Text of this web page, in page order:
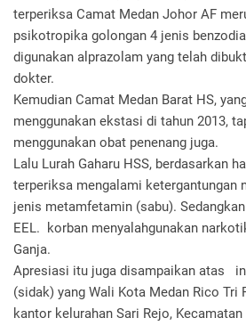
terperiksa Camat Medan Johor AF
psikotropika golongan 4 jenis
digunakan alprazolam yang telah
dokter.
Kemudian Camat Medan Barat HS,
menggunakan ekstasi di tahun 2013,
menggunakan obat penenang juga.
Lalu Lurah Gaharu HSS, berdasarkan
terperiksa mengalami ketergantungan
jenis metamfetamin (sabu).
EEL. korban menyalahgunakan
Ganja.
Apresiasi itu juga disampaikan atas
(sidak) yang Wali Kota Medan Rico Tri
kantor kelurahan Sari Rejo,